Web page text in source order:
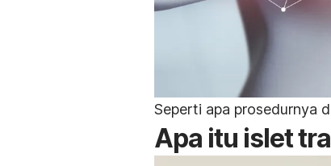
Seperti apa prosedurnya
Apa itu islet